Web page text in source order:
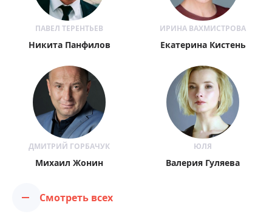
ПАВЕЛ ТЕРЕНТЬЕВ
Никита Панфилов
ИРИНА ВАХМИСТРОВА
Екатерина Кистень
ДМИТРИЙ ГОРБАЧУК
Михаил Жонин
ЮЛЯ
Валерия Гуляева
Смотреть всех